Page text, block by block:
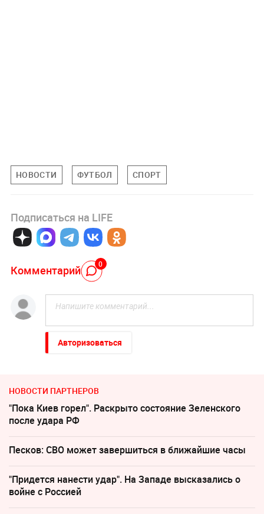
НОВОСТИ ФУТБОЛ СПОРТ
Подписаться на LIFE
Комментарий 0
Авторизоваться
НОВОСТИ ПАРТНЕРОВ
"Пока Киев горел". Раскрыто состояние Зеленского
после удара РФ
Песков: СВО может завершиться в ближайшие часы
"Придется нанести удар". На Западе высказались о
войне с Россией